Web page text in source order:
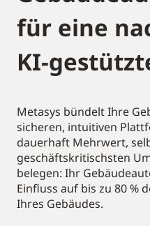
für eine
KI-
Metasys bündelt Ihre
sicheren, intuitiven
dauerhaft Mehrwert,
geschäftskritischsten
belegen: Ihr
Einfluss auf bis zu 80 %
Ihres Gebäudes.